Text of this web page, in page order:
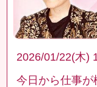
2026/01/22(木)
今日から仕事